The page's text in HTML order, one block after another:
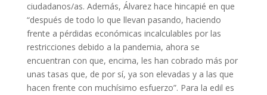
ciudadanos/as. Además, Álvarez hace hincapié en que
“después de todo lo que llevan pasando, haciendo
frente a pérdidas económicas incalculables por las
restricciones debido a la pandemia, ahora se
encuentran con que, encima, les han cobrado más por
unas tasas que, de por sí, ya son elevadas y a las que
hacen frente con muchísimo esfuerzo”. Para la edil es